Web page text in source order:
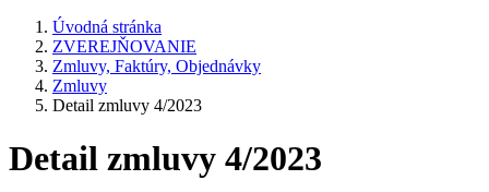
Úvodná stránka
ZVEREJŇOVANIE
Zmluvy, Faktúry, Objednávky
Zmluvy
Detail zmluvy 4/2023
Detail zmluvy 4/2023